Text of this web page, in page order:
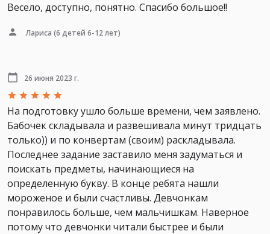
Весело, доступно, понятно. Спасибо большое!!
Лариса (6 детей 6-12 лет)
26 июня 2023 г.
На подготовку ушло больше времени, чем заявлено.
Бабочек складывала и развешивала минут тридцать
только)) и по конвертам (своим) раскладывала.
Последнее задание заставило меня задуматься и
поискать предметы, начинающиеся на
определенную букву. В конце ребята нашли
мороженое и были счастливы. Девчонкам
понравилось больше, чем мальчишкам. Наверное
потому что девчонки читали быстрее и были